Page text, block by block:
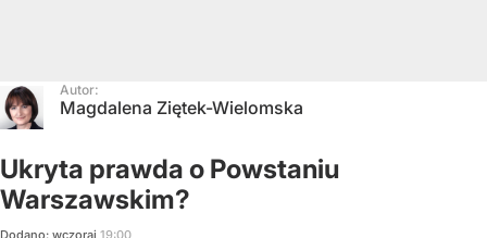
Autor:
Magdalena Ziętek-Wielomska
Ukryta prawda o Powstaniu
Warszawskim?
Dodano: wczoraj 19:00